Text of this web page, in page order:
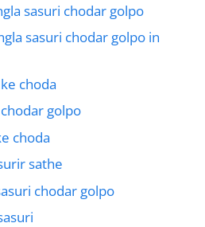
sasuri chodar golpo
bangla sasuri chodar golpo in
ke choda
chodar golpo
ke choda
sathe
sasuri chodar golpo